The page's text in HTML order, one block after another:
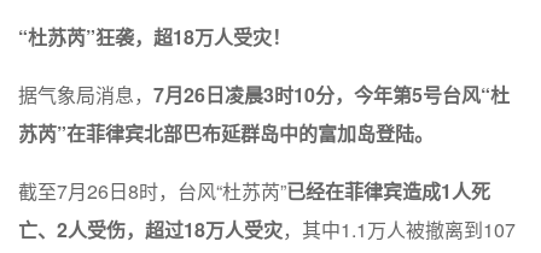
“杜苏芮”狂袭，超18万人受灾！
据气象局消息， 7月26日凌晨3时10分，今年第5号台风“杜
苏芮”在菲律宾北部巴布延群岛中的富加岛登陆。
截至7月26日8时，台风“杜苏芮”已经在菲律宾造成1人死
亡、2人受伤，超过18万人受灾，其中1.1万人被撤离到107